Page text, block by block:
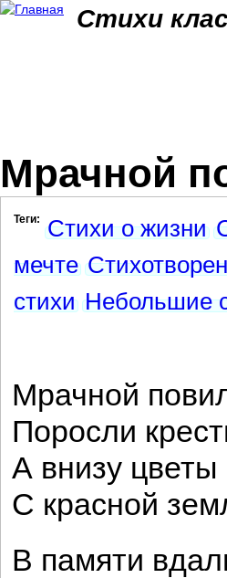
Стихи
Мрачной
Теги: Стихи о жизни
мечте
стихи Небольшие
Мрачной
Поросли
А внизу цветы
С красной
В памяти